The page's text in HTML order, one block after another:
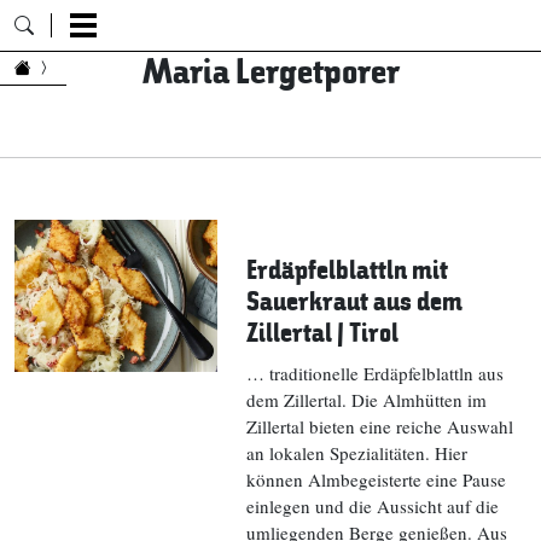
Zum Inhalt springenMaria Lergetporer
Erdäpfelblattln mit
Sauerkraut aus dem
Zillertal | Tirol
… traditionelle Erdäpfelblattln aus
dem Zillertal. Die Almhütten im
Zillertal bieten eine reiche Auswahl
an lokalen Spezialitäten. Hier
können Almbegeisterte eine Pause
einlegen und die Aussicht auf die
umliegenden Berge genießen. Aus